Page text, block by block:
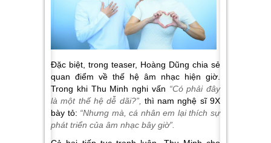
Đặc biệt, trong teaser, Hoàng Dũng chia sẻ
quan điểm về thế hệ âm nhạc hiện giờ.
Trong khi Thu Minh nghi vấn “Có phải đây
là một thế hệ dễ dãi?”, thì nam nghệ sĩ 9X
bày tỏ: “Nhưng mà, cá nhân em lại thích sự
phát triển của âm nhạc bây giờ”.